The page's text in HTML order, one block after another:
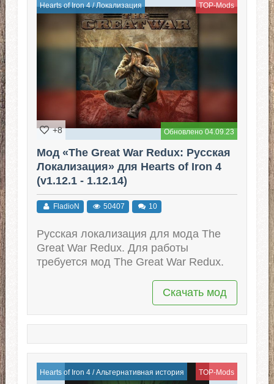
Hearts of Iron 4/Локализация TOP-Mods
Обновлено 04.09.23
+8
Мод «The Great War Redux: Русская
Локализация» для Hearts of Iron 4
(v1.12.1 - 1.12.14)
FladioN 50407 10
Русская локализация для мода The
Great War Redux. Для работы
требуется мод The Great War Redux.
Скачать мод
Hearts of Iron 4/Альтернативная история TOP-Mods